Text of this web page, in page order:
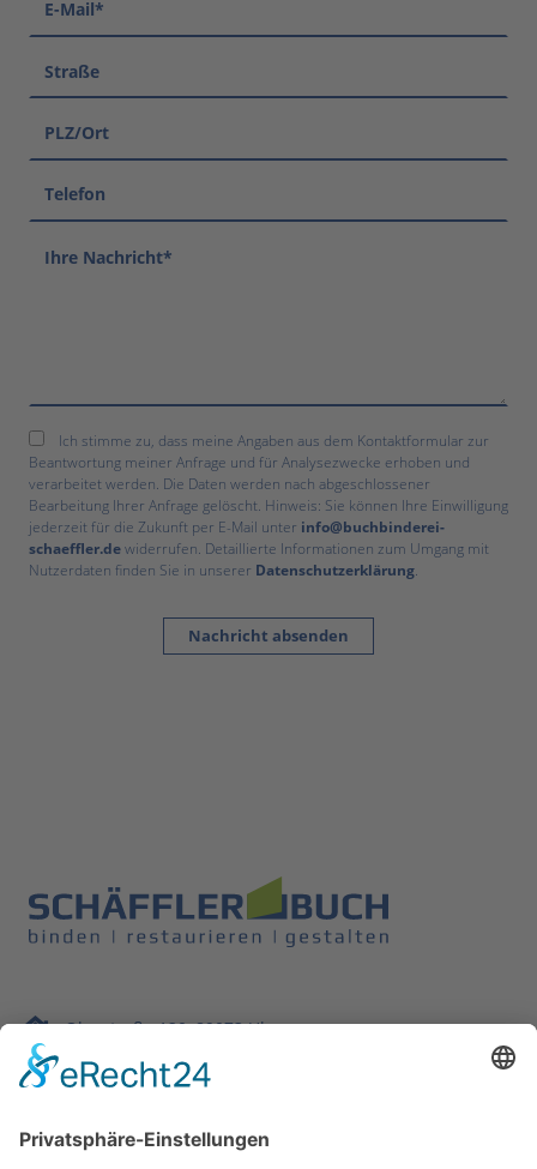
Ich stimme zu, dass meine Angaben aus dem Kontaktformular zur
Beantwortung meiner Anfrage und für Analysezwecke erhoben und
verarbeitet werden. Die Daten werden nach abgeschlossener
Bearbeitung Ihrer Anfrage gelöscht. Hinweis: Sie können Ihre Einwilligung
jederzeit für die Zukunft per E-Mail unter info@buchbinderei-
schaeffler.dewiderrufen. Detaillierte Informationen zum Umgang mit
Nutzerdaten finden Sie in unserer Datenschutzerklärung.
Nachricht absenden
Olgastraße 120, 89073 Ulm
+49 (0) 731 21669
info@buchbinderei-schaeffler.de